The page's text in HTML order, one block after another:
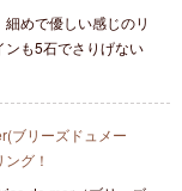
めで優しい感じのリ
ンも5石でさりげない
ブリーズドュメー
グ！